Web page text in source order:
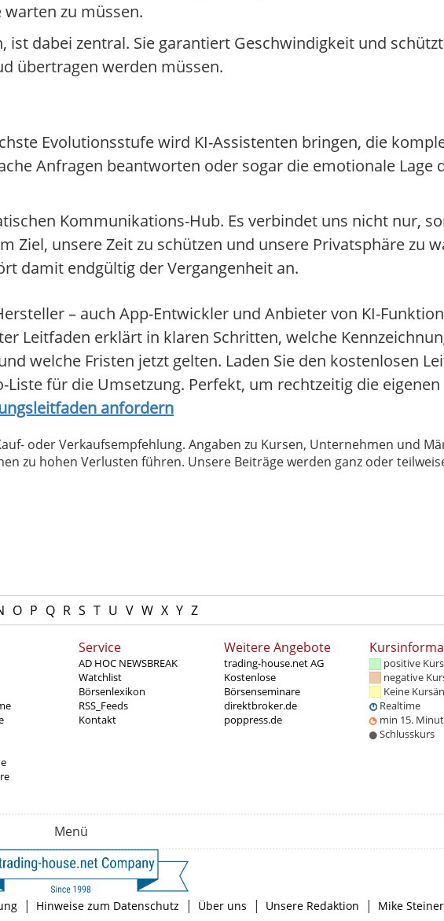
warten zu müssen.
ist dabei zentral. Sie garantiert Geschwindigkeit und
übertragen werden müssen.
Evolutionsstufe wird KI-Assistenten bringen, die
Anfragen beantworten oder sogar die emotionale Lage
Kommunikations-Hub. Es verbindet uns nicht nur,
unsere Zeit zu schützen und unsere Privatsphäre zu
damit endgültig der Vergangenheit an.
– auch App-Entwickler und Anbieter von KI-
Leitfaden erklärt in klaren Schritten, welche
welche Fristen jetzt gelten. Laden Sie den kostenlosen
für die Umsetzung. Perfekt, um rechtzeitig die eigenen
anfordern
oder Verkaufsempfehlung. Angaben zu Kursen, Unternehmen und
zu hohen Verlusten führen. Unsere Beiträge werden ganz oder
O P Q R S T U V W X Y Z
Service
AD HOC NEWSBREAK
Watchlist
Börsenlexikon
RSS_Feeds
Kontakt
Weitere Angebote
trading-house.net AG
Kostenlose
Börsenseminare
direktbroker.de
poppress.de
positive
negative
Keine
Realtime
min 15.
Schlusskurs
Menü
| Hinweise zum Datenschutz | Über uns | Unsere Redaktion | Mike Steiner